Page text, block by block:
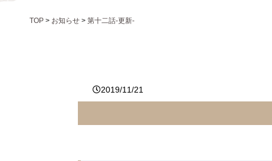
TOP > お知らせ > 第十二話-更新-
2019/11/21